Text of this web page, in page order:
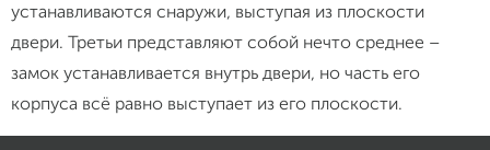
устанавливаются снаружи, выступая из плоскости
двери. Третьи представляют собой нечто среднее –
замок устанавливается внутрь двери, но часть его
корпуса всё равно выступает из его плоскости.